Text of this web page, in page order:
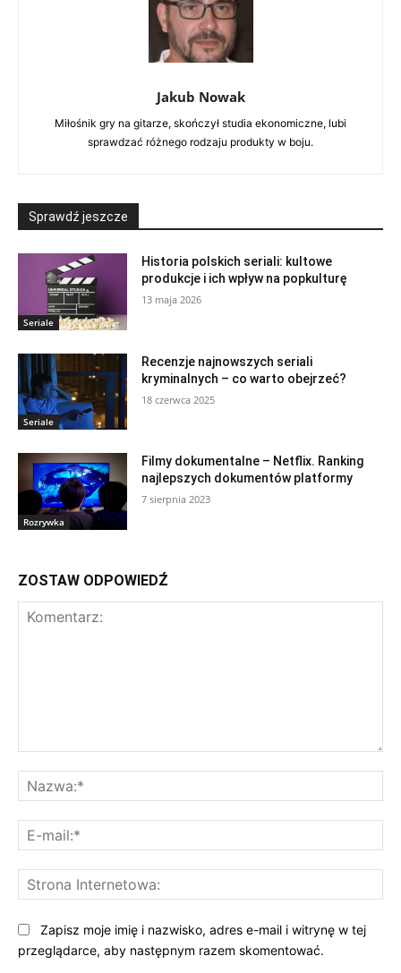
Jakub Nowak
Miłośnik gry na gitarze, skończył studia ekonomiczne, lubi
sprawdzać różnego rodzaju produkty w boju.
Sprawdź jeszcze
Seriale
Historia polskich seriali: kultowe
produkcje i ich wpływ na popkulturę
13 maja 2026
Seriale
Recenzje najnowszych seriali
kryminalnych – co warto obejrzeć?
18 czerwca 2025
Rozrywka
Filmy dokumentalne – Netflix. Ranking
najlepszych dokumentów platformy
7 sierpnia 2023
ZOSTAW ODPOWIEDŹ
Zapisz moje imię i nazwisko, adres e-mail i witrynę w tej
przeglądarce, aby następnym razem skomentować.